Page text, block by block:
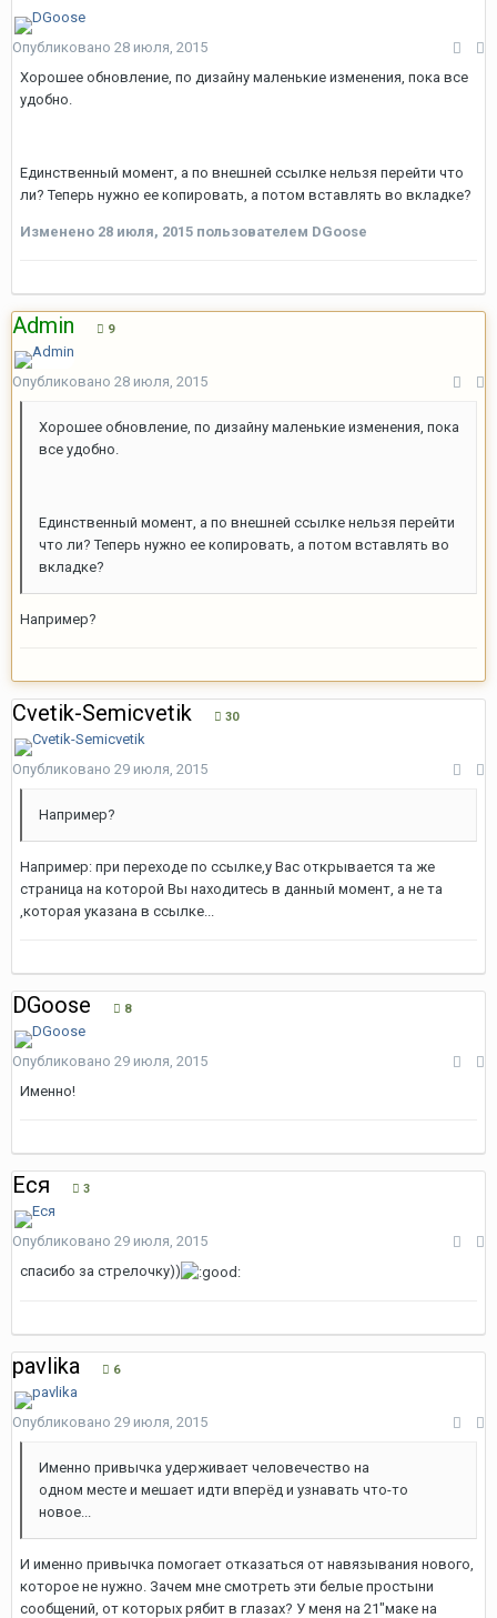
Опубликовано 28 июля, 2015
Хорошее обновление, по дизайну маленькие изменения, пока все
удобно.
Единственный момент, а по внешней ссылке нельзя перейти что
ли? Теперь нужно ее копировать, а потом вставлять во вкладке?
Изменено 28 июля, 2015 пользователем DGoose
Admin 9
Опубликовано 28 июля, 2015
Хорошее обновление, по дизайну маленькие изменения, пока
все удобно.
Единственный момент, а по внешней ссылке нельзя перейти
что ли? Теперь нужно ее копировать, а потом вставлять во
вкладке?
Например?
Cvetik-Semicvetik 30
Опубликовано 29 июля, 2015
Например?
Например: при переходе по ссылке,у Вас открывается та же
страница на которой Вы находитесь в данный момент, а не та
,которая указана в ссылке...
DGoose 8
Опубликовано 29 июля, 2015
Именно!
Еся 3
Опубликовано 29 июля, 2015
спасибо за стрелочку))
pavlika 6
Опубликовано 29 июля, 2015
Именно привычка удерживает человечество на
одном месте и мешает идти вперёд и узнавать что-то
новое...
И именно привычка помогает отказаться от навязывания нового,
которое не нужно. Зачем мне смотреть эти белые простыни
сообщений, от которых рябит в глазах? У меня на 21"маке на